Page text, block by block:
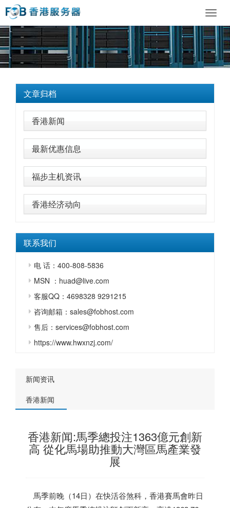
文章归档
香港新闻
最新优惠信息
福步主机资讯
香港经济动向
联系我们
电 话：400-808-5836
MSN ：huad@live.com
客服QQ：4698328 9291215
咨询邮箱：sales@fobhost.com
售后：services@fobhost.com
https://www.hwxnzj.com/
新闻资讯
香港新闻
香港新闻:馬季總投注1363億元創新
高 從化馬場助推動大灣區馬產業發
展
馬季前晚（14日）在快活谷煞科， 香港賽馬會昨日